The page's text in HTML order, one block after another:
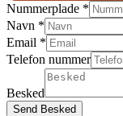
Nummerplade *
Navn *
Email *
Telefon nummer
Besked
Send Besked